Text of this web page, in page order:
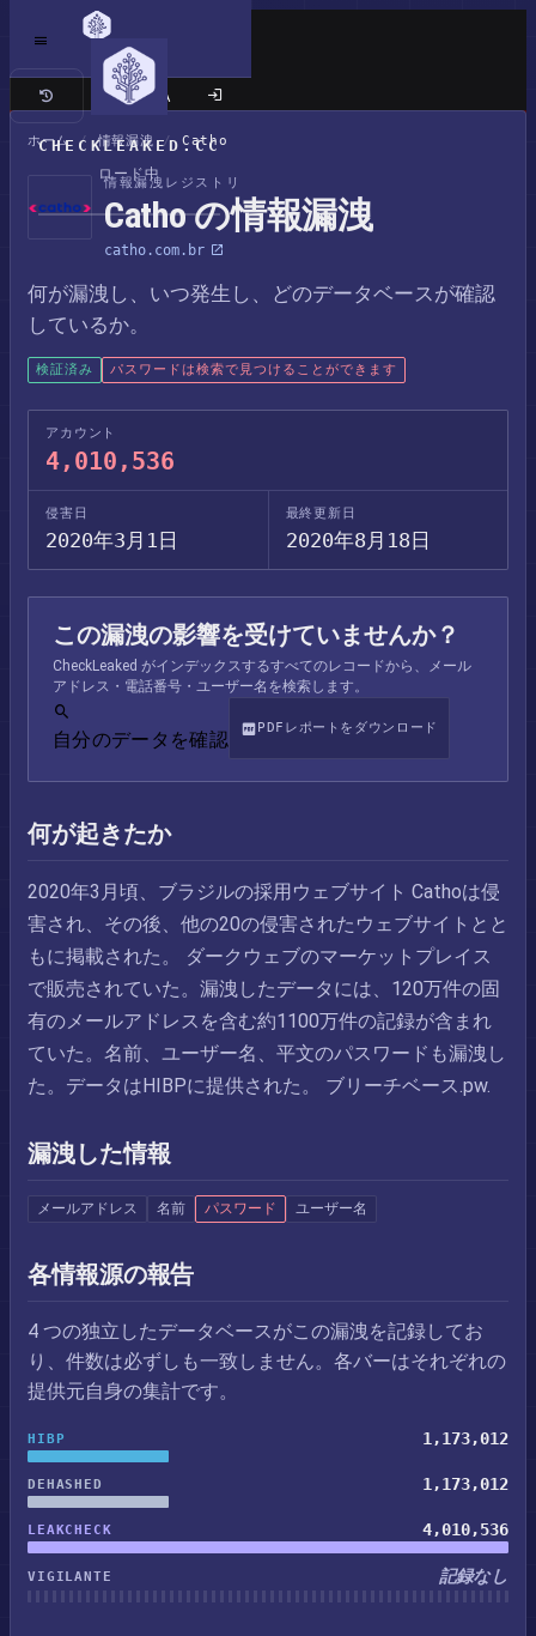
CHECKLEAKED.CC
ロード中
クラシックサイト
ホーム / 情報漏洩 / Catho
情報漏洩レジストリ
Catho の情報漏洩
catho.com.br
何が漏洩し、いつ発生し、どのデータベースが確認
しているか。
検証済み パスワードは検索で見つけることができます
アカウント
4,010,536
侵害日
2020年3月1日
最終更新日
2020年8月18日
この漏洩の影響を受けていませんか？
CheckLeaked がインデックスするすべてのレコードから、メール
アドレス・電話番号・ユーザー名を検索します。
自分のデータを確認
PDFレポートをダウンロード
何が起きたか
2020年3月頃、ブラジルの採用ウェブサイト Cathoは侵
害され、その後、他の20の侵害されたウェブサイトとと
もに掲載された。 ダークウェブのマーケットプレイス
で販売されていた。漏洩したデータには、120万件の固
有のメールアドレスを含む約1100万件の記録が含まれ
ていた。名前、ユーザー名、平文のパスワードも漏洩し
た。データはHIBPに提供された。 ブリーチベース.pw.
漏洩した情報
メールアドレス 名前 パスワード ユーザー名
各情報源の報告
4 つの独立したデータベースがこの漏洩を記録してお
り、件数は必ずしも一致しません。各バーはそれぞれの
提供元自身の集計です。
HIBP 1,173,012
DEHASHED 1,173,012
LEAKCHECK 4,010,536
VIGILANTE 記録なし